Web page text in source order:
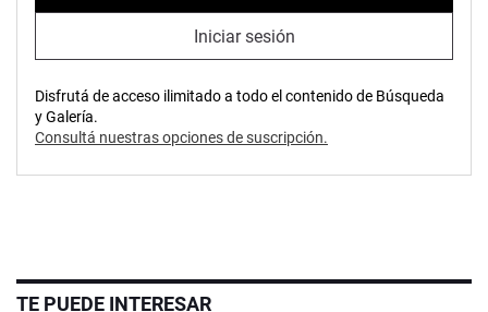
Iniciar sesión
Disfrutá de acceso ilimitado a todo el contenido de Búsqueda
y Galería.
Consultá nuestras opciones de suscripción.
TE PUEDE INTERESAR